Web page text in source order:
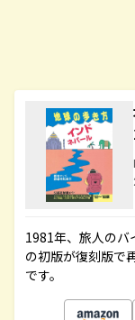
1981年、旅人のバ
の初版が復刻版で
です。